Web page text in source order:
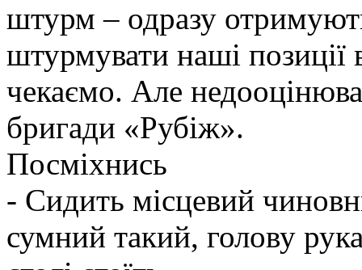
штурм – одразу
штурмувати наші позиції
чекаємо. Але
бригади «Рубіж».
Посміхнись
- Cидить місцевий
сумний такий, голову